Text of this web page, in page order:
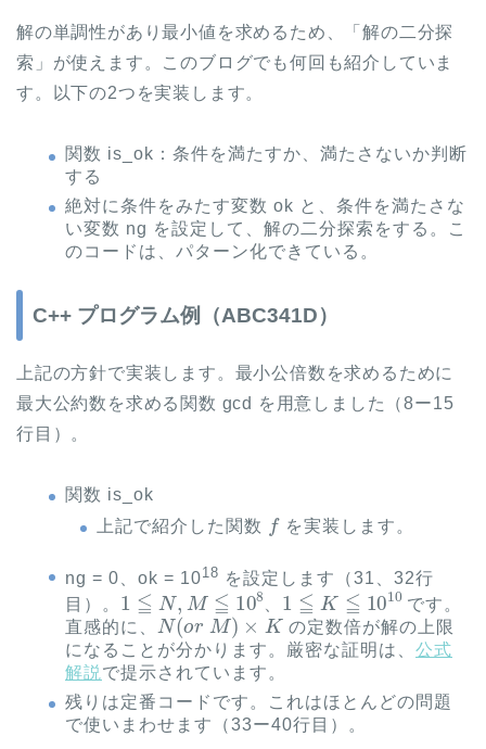
解の単調性があり最小値を求めるため、「解の二分探
索」が使えます。このブログでも何回も紹介していま
す。以下の2つを実装します。
関数 is_ok：条件を満たすか、満たさないか判断
する
絶対に条件をみたす変数 ok と、条件を満たさな
い変数 ng を設定して、解の二分探索をする。こ
のコードは、パターン化できている。
C++ プログラム例（ABC341D）
上記の方針で実装します。最小公倍数を求めるために
最大公約数を求める関数 gcd を用意しました（8ー15
行目）。
関数 is_ok
上記で紹介した関数
を実装します。
ng = 0、ok = 1018 を設定します（31、32行
目）。
1 ≦N,M≦108 1 ≦K≦1010
です。
直感的に、
N(orM)×K
の定数倍が解の上限
になることが分かります。厳密な証明は、 公式
解説 で提示されています。
残りは定番コードです。これはほとんどの問題
で使いまわせます（33ー40行目）。